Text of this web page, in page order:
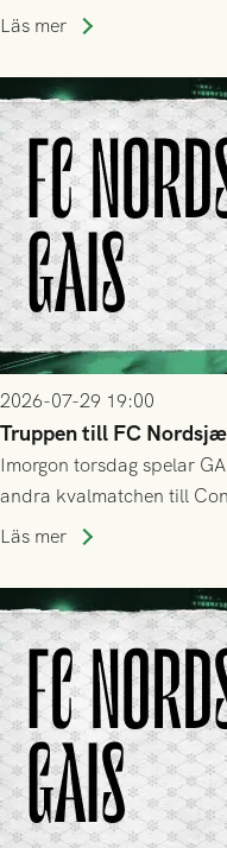
upphöra efter mindre än
tennissiffror och det
Läs mer
2026-07-29 19:00
Truppen till FC
Imorgon torsdag spelar
andra kvalmatchen till
Park! Fredrik Holmberg
Läs mer